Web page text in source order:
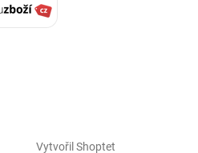
Vytvořil Shoptet